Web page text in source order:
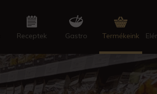
Receptek Gastro Termékeink